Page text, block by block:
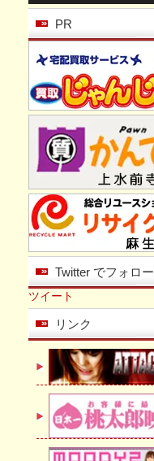
PR
Twitter でフォロー
ツイート
リンク